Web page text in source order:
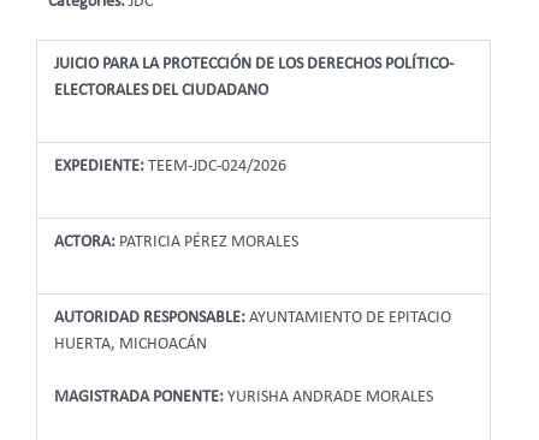
JUICIO PARA LA PROTECCIÓN DE LOS DERECHOS POLÍTICO-
ELECTORALES DEL CIUDADANO
EXPEDIENTE:TEEM-JDC-024/2026
ACTORA:PATRICIA PÉREZ MORALES
AUTORIDAD RESPONSABLE:AYUNTAMIENTO DE EPITACIO
HUERTA, MICHOACÁN
MAGISTRADA PONENTE:YURISHA ANDRADE MORALES